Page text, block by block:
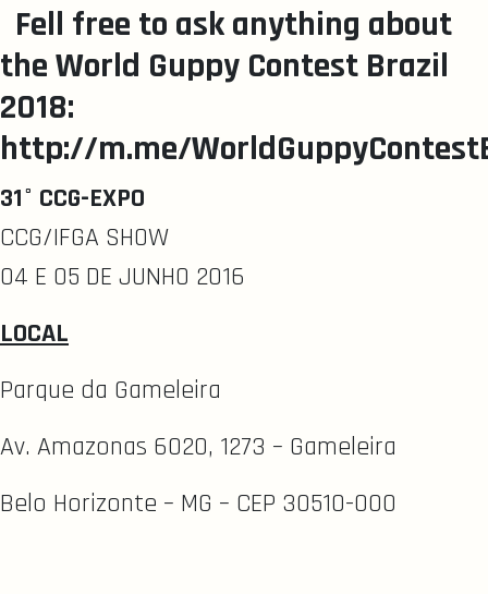
Fell free to ask anything about
the World Guppy Contest Brazil
2018:
http://m.me/
31° CCG-EXPO
CCG/IFGA SHOW
04 E 05 DE JUNHO 2016
LOCAL
Parque da Gameleira
Av. Amazonas 6020, 1273 – Gameleira
Belo Horizonte – MG – CEP 30510-000